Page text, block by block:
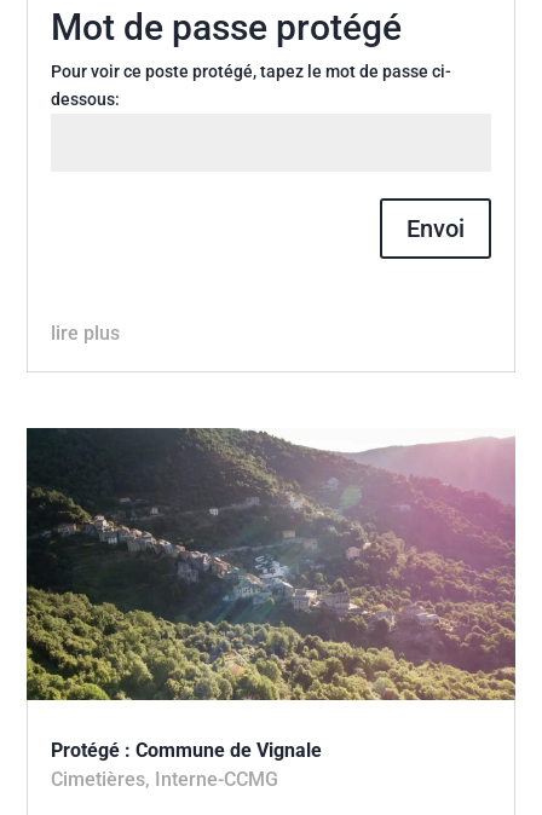
Mot de passe protégé
Pour voir ce poste protégé, tapez le mot de passe ci-
dessous:
Envoi
lire plus
Protégé : Commune de Vignale
Cimetières, Interne-CCMG